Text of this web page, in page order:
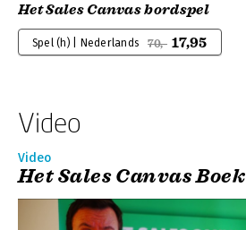
Het Sales Canvas bordspel
Spel (h) | Nederlands 70,- 17,95
Video
Video
Het Sales Canvas Boek